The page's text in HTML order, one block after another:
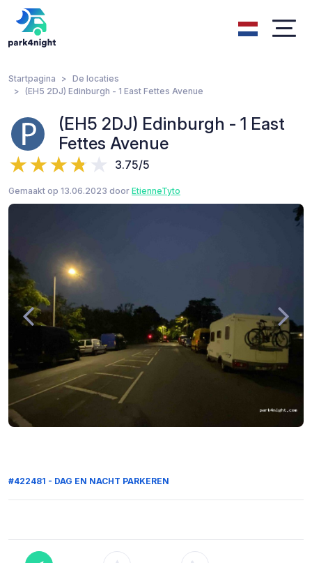
Startpagina
De locaties
(EH5 2DJ) Edinburgh - 1 East Fettes Avenue
(EH5 2DJ) Edinburgh - 1 East
Fettes Avenue
3.75/5
Gemaakt op 13.06.2023 door EtienneTyto
#422481 - DAG EN NACHT PARKEREN